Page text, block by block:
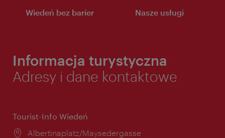
Wiedeń bez barier Nasze usługi
Informacja turystyczna
Adresy i dane kontaktowe
Tourist-Info Wiedeń
Miejsce:
Albertinaplatz/Maysedergasse